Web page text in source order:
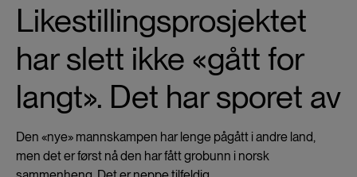
Likestillingsprosjektet
har slett ikke «gått for
langt». Det har sporet av
Den «nye» mannskampen har lenge pågått i andre land,
men det er først nå den har fått grobunn i norsk